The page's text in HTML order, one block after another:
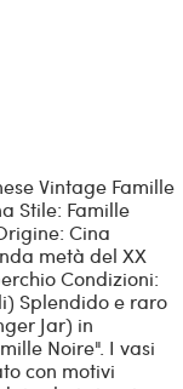
Vintage Famille
Stile: Famille
Cina
metà del XX
Condizioni:
Splendido e raro
Jar) in
Noire". I vasi
con motivi